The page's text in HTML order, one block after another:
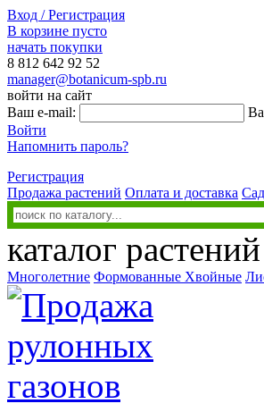
Вход / Регистрация
В корзине пусто
начать покупки
8 812 642 92 52
manager@botanicum-spb.ru
войти на сайт
Ваш e-mail:
Войти
Напомнить пароль?
Регистрация
Продажа растений Оплата и доставка
каталог растений
Многолетние Формованные Хвойные